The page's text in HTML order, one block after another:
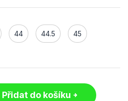
44 44.5 45
Přidat do košíku